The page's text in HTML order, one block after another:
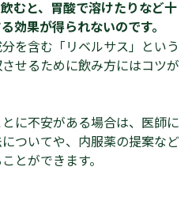
むと、胃酸で溶けたりなど十
効果が得られないのです。
を含む「リベルサス」という
せるために飲み方にはコツが
に不安がある場合は、医師に
ついてや、内服薬の提案など
とができます。